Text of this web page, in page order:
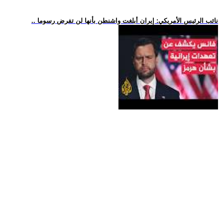
.. نائب الرئيس الأمريكي: إيران أبلغت واشنطن بأنها لن تفرض رسوما